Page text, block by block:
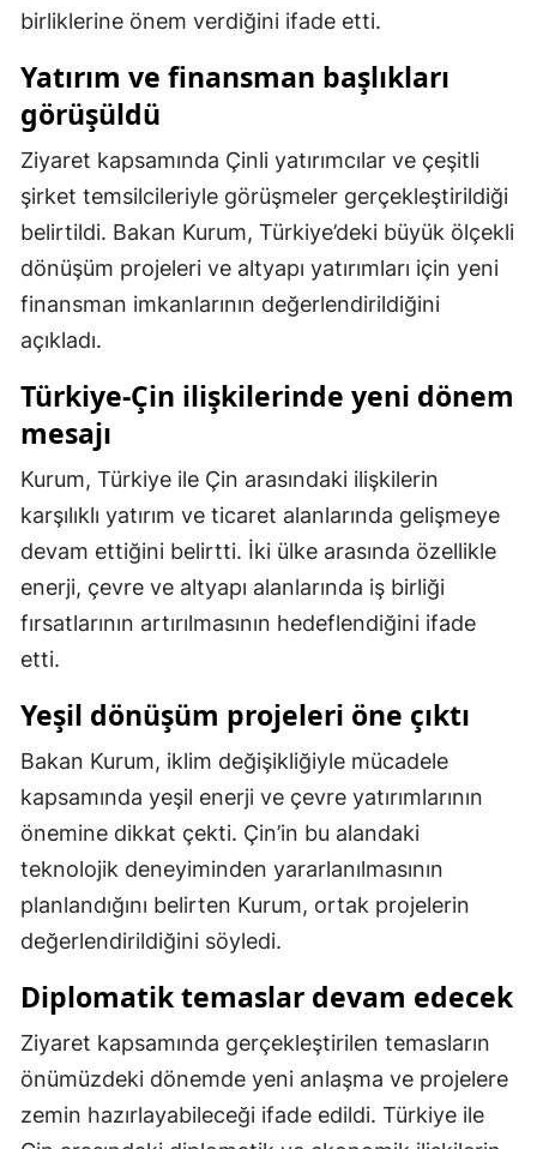
Konya
Manisa
Kahramanmaraş
Mardin
Muğla
Nevşehir
Ordu
Rize
Sakarya
Siirt
Sinop
Sivas
Tekirdağ
Tokat
Trabzon
Tunceli
Şanlıurfa
Uşak
Van
birliklerine önem verdiğini ifade etti.
Yatırım ve finansman başlıkları
görüşüldü
Ziyaret kapsamında Çinli yatırımcılar ve çeşitli
şirket temsilcileriyle görüşmeler gerçekleştirildiği
belirtildi. Bakan Kurum, Türkiye’deki büyük ölçekli
dönüşüm projeleri ve altyapı yatırımları için yeni
finansman imkanlarının değerlendirildiğini
açıkladı.
Türkiye-Çin ilişkilerinde yeni dönem
mesajı
Kurum, Türkiye ile Çin arasındaki ilişkilerin
karşılıklı yatırım ve ticaret alanlarında gelişmeye
devam ettiğini belirtti. İki ülke arasında özellikle
enerji, çevre ve altyapı alanlarında iş birliği
fırsatlarının artırılmasının hedeflendiğini ifade
etti.
Yeşil dönüşüm projeleri öne çıktı
Bakan Kurum, iklim değişikliğiyle mücadele
kapsamında yeşil enerji ve çevre yatırımlarının
önemine dikkat çekti. Çin’in bu alandaki
teknolojik deneyiminden yararlanılmasının
planlandığını belirten Kurum, ortak projelerin
değerlendirildiğini söyledi.
Diplomatik temaslar devam edecek
Ziyaret kapsamında gerçekleştirilen temasların
önümüzdeki dönemde yeni anlaşma ve projelere
zemin hazırlayabileceği ifade edildi. Türkiye ile